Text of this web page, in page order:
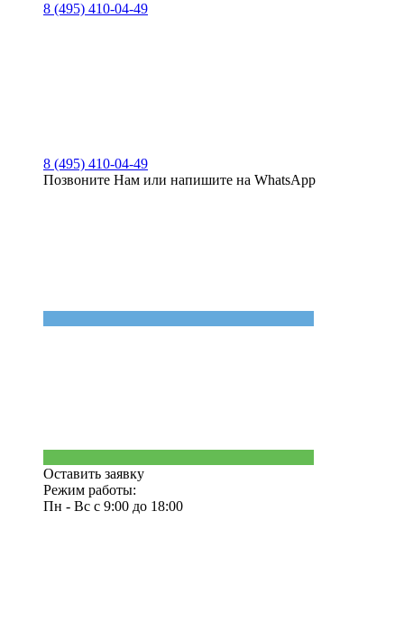
8 (495) 410-04-49
8 (495) 410-04-49
Позвоните Нам или напишите на WhatsApp
Оставить заявку
Режим работы:
Пн - Вс с 9:00 до 18:00